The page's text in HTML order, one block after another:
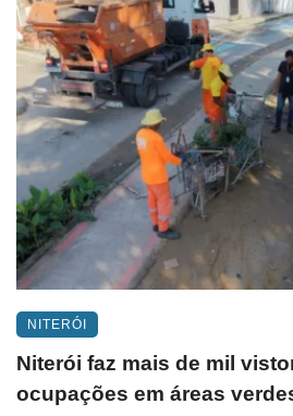
NITERÓI
Niterói faz mais de mil
ocupações em áreas